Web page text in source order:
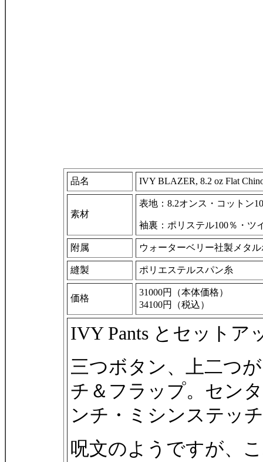
品名 IVY BLAZER, 8.2 oz Flat
素材
表地：8.2オンス・コットン
袖裏：ポリステル100％・ツ
附属 ウォーターベリー社製メタ
縫製 ポリエステルスパン糸
価格
31000円（本体価格）
34100円（税込）
IVY Pants とセットア
三つボタン、上二つ
チ＆フラップ。セン
ンチ・ミシンステッ
呪文のようですが、